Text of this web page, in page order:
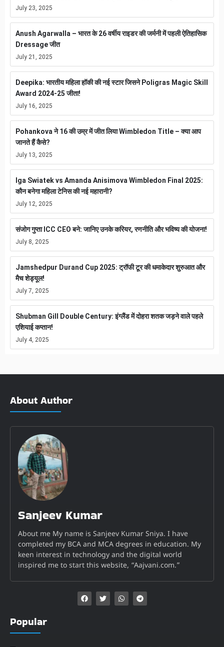
July 23, 2025
Anush Agarwalla – भारत के 26 वर्षीय राइडर की जर्मनी में पहली ऐतिहासिक
Dressage जीत
July 21, 2025
Deepika: भारतीय महिला हॉकी की नई स्टार जिसने Poligras Magic Skill
Award 2024-25 जीता!
July 16, 2025
Pohankova ने 16 की उम्र में जीत लिया Wimbledon Title – क्या आप
जानते हैं कैसे?
July 13, 2025
Iga Swiatek vs Amanda Anisimova Wimbledon Final 2025:
कौन बनेगा महिला टेनिस की नई महारानी?
July 12, 2025
संजोग गुप्ता ICC CEO बने: जानिए उनके करियर, रणनीति और भविष्य की योजना!
July 8, 2025
Jamshedpur Durand Cup 2025: ट्रॉफी टूर की धमाकेदार शुरुआत और
मैच शेड्यूल!
July 7, 2025
Shubman Gill Double Century: इंग्लैंड में दोहरा शतक जड़ने वाले पहले
एशियाई कप्तान!
July 4, 2025
About Author
Sanjeev Kumar
About me My name is Sanjeev Kumar Sniya. I have
completed my BCA and MCA degrees in education. My
keen interest in technology and the digital world
inspired me to start this website, “Aajvani.com.”
Popular